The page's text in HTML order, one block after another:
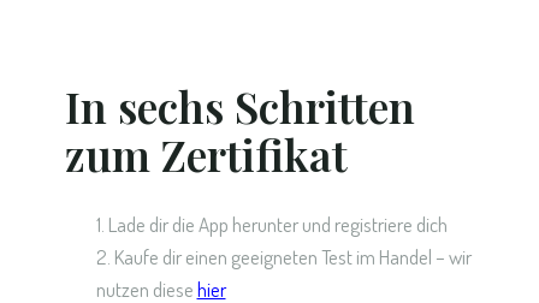
In sechs Schritten
zum Zertifikat
Lade dir die App herunter und registriere dich
Kaufe dir einen geeigneten Test im Handel – wir
nutzen diesehier